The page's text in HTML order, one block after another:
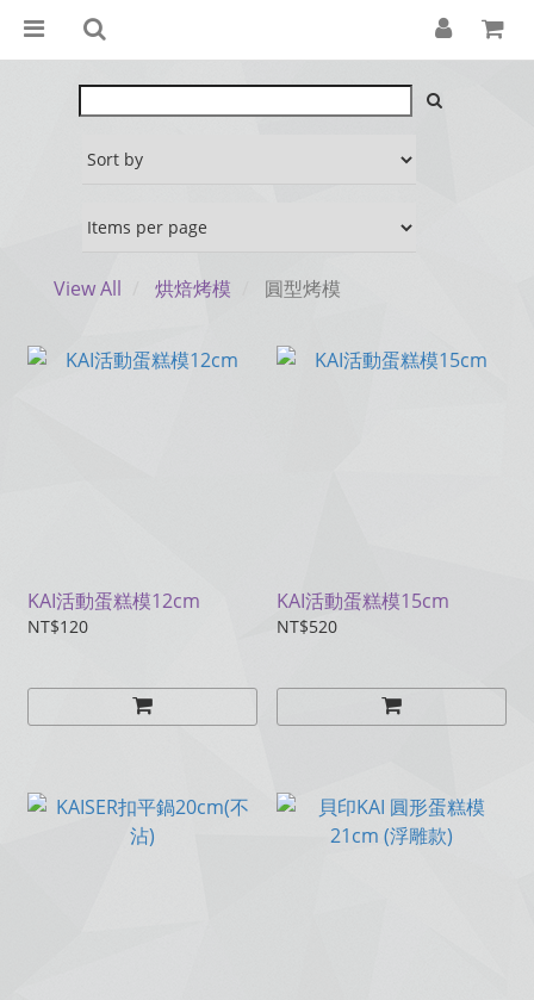
View All 烘焙烤模 圓型烤模
KAI活動蛋糕模12cm
NT$120
KAI活動蛋糕模15cm
NT$520